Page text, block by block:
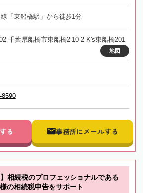
「東船橋駅」から徒歩1分
千葉県船橋市東船橋2-10-2 K's東船橋201
地図
8590
る 事務所にメールする
】相続税のプロフェッショナルである
の相続税申告をサポート